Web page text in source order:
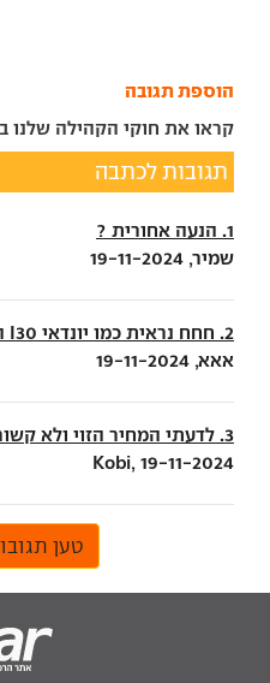
הוספת תגובה
קראו את חוקי הקהילה שלנו ב
תגובות לכתבה
1. הנעה אחורית ?
שמיר, 19-11-2024
2. חחח נראית כמו יונדאי I30 הראשונה
אאא, 19-11-2024
3. לדעתי המחיר הזוי ולא קשור בכלל
Kobi, 19-11-2024
טען